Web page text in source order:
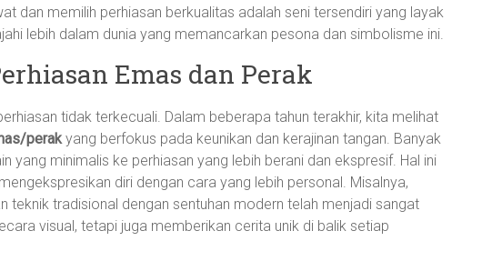
dan memilih perhiasan berkualitas adalah seni tersendiri yang layak
lebih dalam dunia yang memancarkan pesona dan simbolisme ini.
Emas dan Perak
tidak terkecuali. Dalam beberapa tahun terakhir, kita melihat
perakyang berfokus pada keunikan dan kerajinan tangan. Banyak
yang minimalis ke perhiasan yang lebih berani dan ekspresif. Hal ini
diri dengan cara yang lebih personal. Misalnya,
teknik tradisional dengan sentuhan modern telah menjadi sangat
visual, tetapi juga memberikan cerita unik di balik setiap